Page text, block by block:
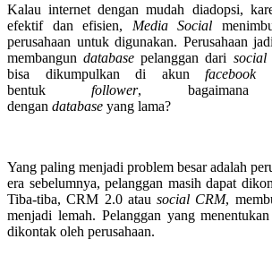
Kalau internet dengan mudah diadopsi,
efektif dan efisien, Media Social
perusahaan untuk digunakan. Perusahaan
membangundatabase pelanggan dari social
bisa dikumpulkan di akunfacebook
bentukfollower, bagaimana
dengan database yang lama?
Yang paling menjadi problem besar adalah
era sebelumnya, pelanggan masih dapat
Tiba-tiba, CRM 2.0 atau social CRM,
menjadi lemah. Pelanggan yang
dikontak oleh perusahaan.